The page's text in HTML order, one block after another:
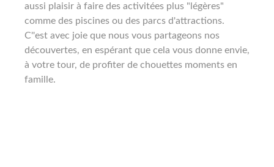
aussi plaisir à faire des activitées plus "légères"
comme des piscines ou des parcs d'attractions.
C''est avec joie que nous vous partageons nos
découvertes, en espérant que cela vous donne envie,
à votre tour, de profiter de chouettes moments en
famille.